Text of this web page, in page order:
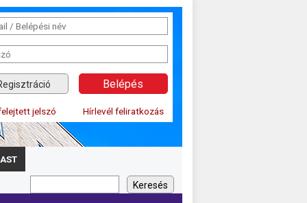
jelszó Hírlevél feliratkozás